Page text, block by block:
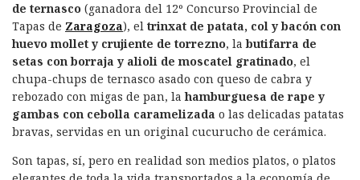
de ternasco (ganadora del 12º Concurso Provincial de
Tapas de Zaragoza), el trinxat de patata, col y bacón con
huevo mollet y crujiente de torrezno, labutifarra de
setas con borraja y alioli de moscatel gratinado, el
chupa-chups de ternasco asado con queso de cabra y
rebozado con migas de pan, lahamburguesa de rape y
gambas con cebolla caramelizada o las delicadas patatas
bravas, servidas en un original cucurucho de cerámica.
Son tapas, sí, pero en realidad son medios platos, o platos